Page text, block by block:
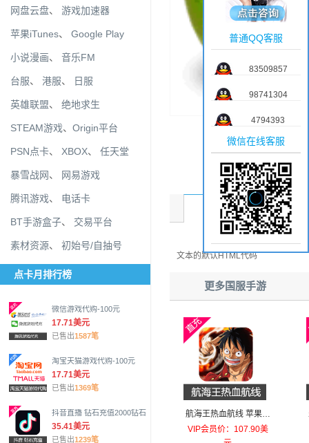
网盘云盘、 游戏加速器
苹果iTunes、 Google Play
小说漫画、 音乐FM
台服、 港服、 日服
英雄联盟、 绝地求生
STEAM游戏、 Origin平台
PSN点卡、 XBOX、 任天堂
暴雪战网、 网易游戏
腾讯游戏、 电话卡
BT手游盒子、 交易平台
素材资源、 初始号/自抽号
点卡月排行榜
微信游戏代购-100元
17.71美元
已售出1587笔
淘宝天猫游戏代购-100元
17.71美元
已售出1369笔
抖音直播 钻石充值2000钻石
35.41美元
已售出1239笔
商品介绍
文本的默认HTML代码
更多国服手游
航海王热血航线 苹果安
卓充值648元幻彩之果
VIP会员价：107.90美
普通QQ客服
83509857
98741304
4794393
微信在线客服